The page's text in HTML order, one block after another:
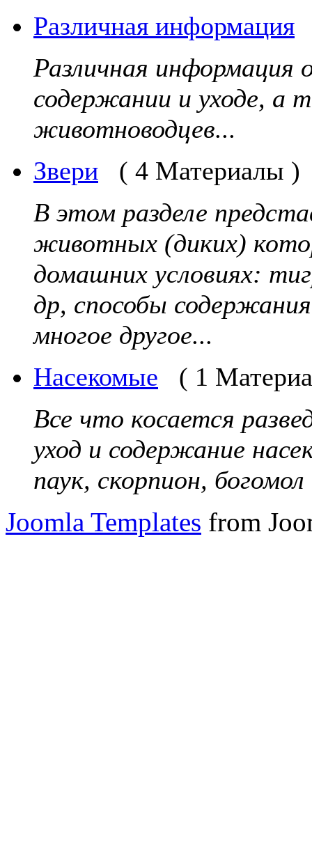
Различная информация
Различная
содержании и уходе, а
животноводцев...
Звери
( 4 Материалы )
В этом разделе
животных (диких)
домашних условиях:
др, способы
многое другое...
Насекомые
( 1
Все что косается
уход и содержание
паук, скорпион,
Joomla Templates from